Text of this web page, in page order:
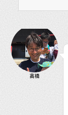
高橋